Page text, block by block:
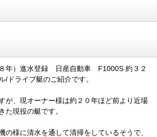
年）進水登録 日産自動車 F1000S 約３２
/ドライブ艇のご紹介です。
が、現オーナー様は約２０年ほど前より近場
た現役の艇です。
の様に清水を通して清掃をしているそうで、